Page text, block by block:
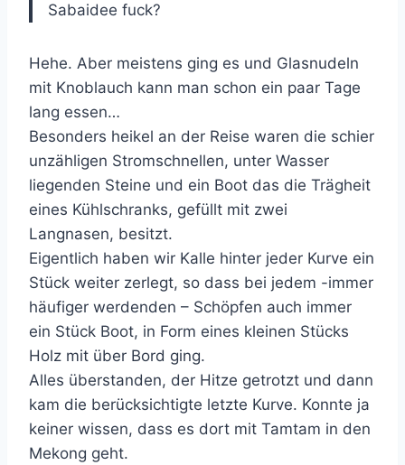
Sabaidee fuck?
Hehe. Aber meistens ging es und Glasnudeln
mit Knoblauch kann man schon ein paar Tage
lang essen…
Besonders heikel an der Reise waren die schier
unzähligen Stromschnellen, unter Wasser
liegenden Steine und ein Boot das die Trägheit
eines Kühlschranks, gefüllt mit zwei
Langnasen, besitzt.
Eigentlich haben wir Kalle hinter jeder Kurve ein
Stück weiter zerlegt, so dass bei jedem -immer
häufiger werdenden – Schöpfen auch immer
ein Stück Boot, in Form eines kleinen Stücks
Holz mit über Bord ging.
Alles überstanden, der Hitze getrotzt und dann
kam die berücksichtigte letzte Kurve. Konnte ja
keiner wissen, dass es dort mit Tamtam in den
Mekong geht.